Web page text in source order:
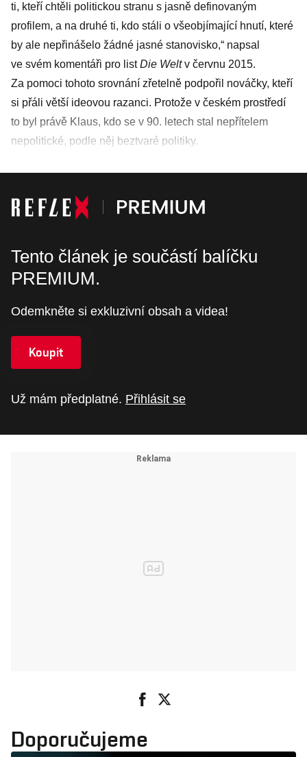
ti, kteří chtěli politickou stranu s jasně definovaným
profilem, a na druhé ti, kdo stáli o všeobjímající hnutí, které
by ale nepřinášelo žádné jasné stanovisko,“ napsal
ve svém komentáři pro listDie Weltv červnu 2015.
Za pomoci tohoto srovnání zřetelně podpořil nováčky, kteří
si přáli větší ideovou razanci. Protože v českém prostředí
to byl právě Klaus, kdo se v 90. letech stal nepřítelem
nepolitické, podle něj beztvaré politiky.
Tento článek je součástí balíčku
PREMIUM.
Odemkněte si exkluzivní obsah a videa!
Koupit
Už mám předplatné. Přihlásit se
Doporučujeme